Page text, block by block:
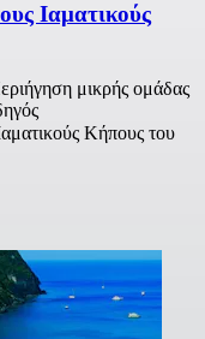
Ιαματικούς
μικρής ομάδας
Κήπους του